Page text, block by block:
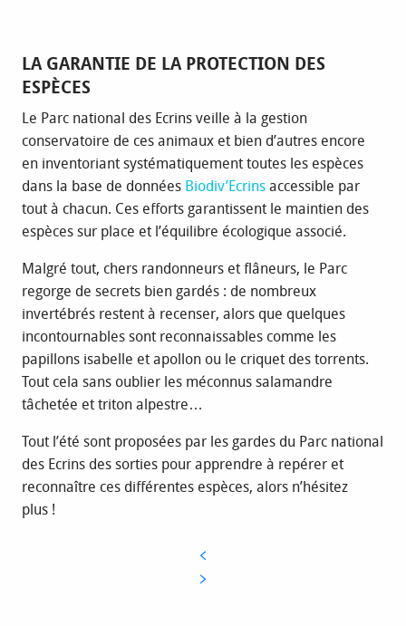
LA GARANTIE DE LA PROTECTION DES
ESPÈCES
Le Parc national des Ecrins veille à la gestion
conservatoire de ces animaux et bien d’autres encore
en inventoriant systématiquement toutes les espèces
dans la base de données Biodiv’Ecrins accessible par
tout à chacun. Ces efforts garantissent le maintien des
espèces sur place et l’équilibre écologique associé.
Malgré tout, chers randonneurs et flâneurs, le Parc
regorge de secrets bien gardés : de nombreux
invertébrés restent à recenser, alors que quelques
incontournables sont reconnaissables comme les
papillons isabelle et apollon ou le criquet des torrents.
Tout cela sans oublier les méconnus salamandre
tâchetée et triton alpestre…
Tout l’été sont proposées par les gardes du Parc national
des Ecrins des sorties pour apprendre à repérer et
reconnaître ces différentes espèces, alors n’hésitez
plus !